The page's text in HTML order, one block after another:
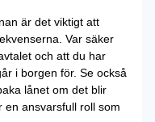
är det viktigt att
Var säker
och att du har
i borgen för. Se också
lånet om det blir
en ansvarsfull roll som